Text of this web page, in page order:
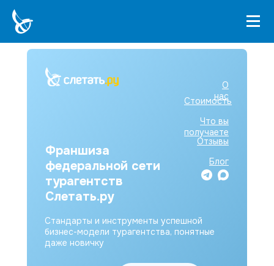
О
нас
Франшиза
федеральной сети
турагентств
Слетать.ру
Стандарты и инструменты успешной
бизнес-модели турагентства, понятные
даже новичку
Стоимость
Что вы
получаете
Отзывы
Блог